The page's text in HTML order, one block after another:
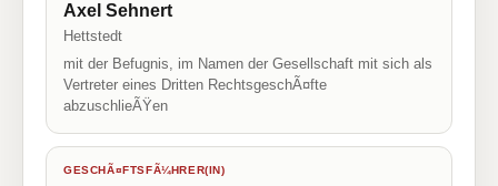
Axel Sehnert
Hettstedt
mit der Befugnis, im Namen der Gesellschaft mit sich als
Vertreter eines Dritten RechtsgeschÃ¤fte
abzuschlieÃŸen
GESCHÃ¤FTSFÃ¼HRER(IN)